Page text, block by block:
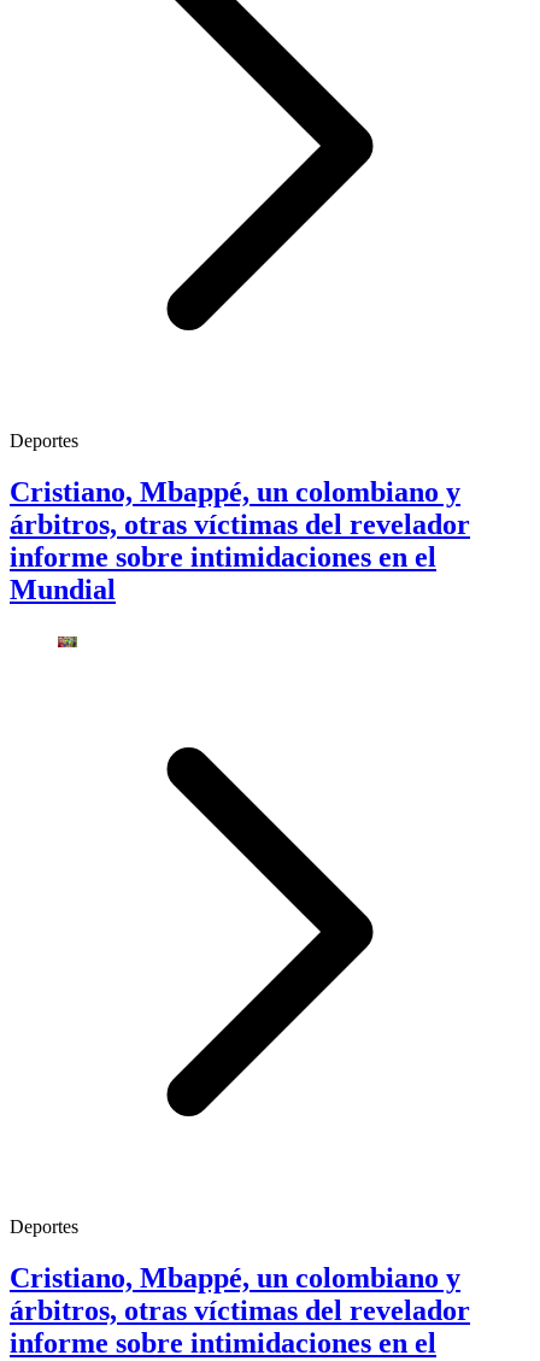
Deportes
Cristiano, Mbappé, un colombiano y
árbitros, otras víctimas del revelador
informe sobre intimidaciones en el
Mundial
Deportes
Cristiano, Mbappé, un colombiano y
árbitros, otras víctimas del revelador
informe sobre intimidaciones en el